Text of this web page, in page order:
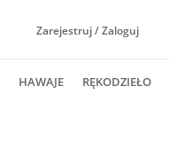
Zarejestruj / Zaloguj
HAWAJE RĘKODZIEŁO